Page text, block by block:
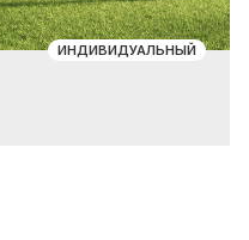
ИНДИВИДУАЛЬНЫЙ